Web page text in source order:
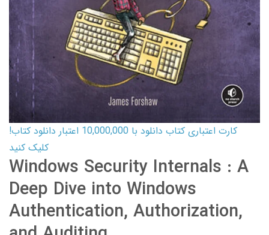
کارت اعتباری کتاب دانلود با 10,000,000 اعتبار دانلود کتاب!
کلیک کنید
Windows Security Internals : A
Deep Dive into Windows
Authentication, Authorization,